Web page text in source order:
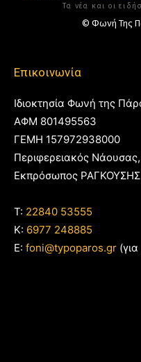
Τα νέα και οι
© Φωνή Της
Επικοινωνία
Ιδιοκτησία Φωνή της
ΑΦΜ 801495563
ΓΕΜΗ 157972938000
Περιφερειακός
Εκπρόσωπος
T: 22840 53555
Κ: 6977 248885
E: foni@typoparos.gr